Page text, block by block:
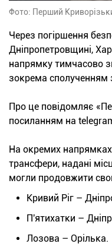
Фото: Перший
Через погіршення
Дніпропетровщині,
напрямку тимчасово
зокрема
Про це повідомляє
посиланням на
На окремих напрямках
трансфери, надані
могли продовжити
Кривий Ріг –
П'ятихатки –
Лозова – Орілька.